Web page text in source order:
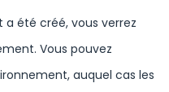
Vous pouvez
auquel cas les